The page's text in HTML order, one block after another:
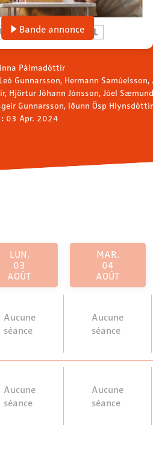
Bande annonce
Pálmadóttir
Gunnarsson, Hermann Samúelsson,
Hjörtur Jóhann Jónsson, Jóel
Gunnarsson, Iðunn Ösp Hlynsdóttir
03 Apr. 2024
LUN.
03
AOÛT
Aucune
séance
Aucune
séance
MAR.
04
AOÛT
Aucune
séance
Aucune
séance